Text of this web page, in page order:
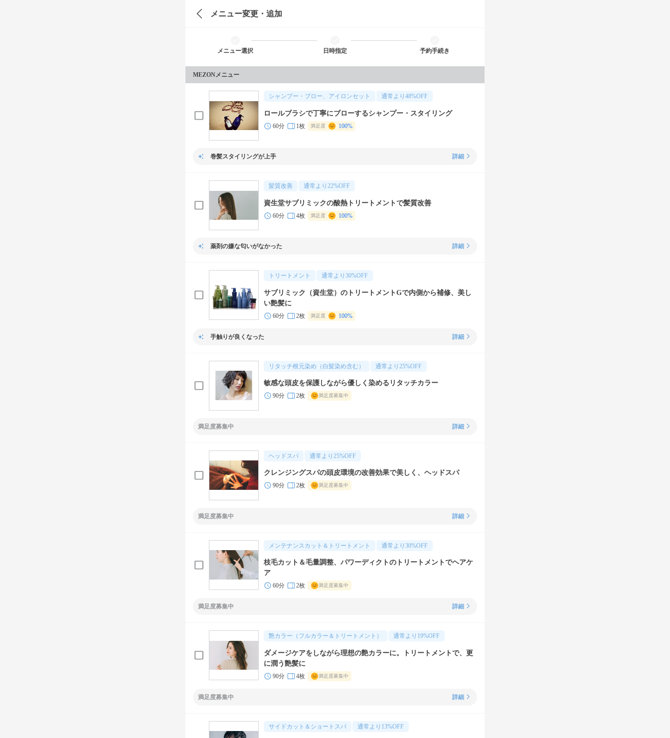
メニュー変更・追加
メニュー選択 日時指定 予約手続き
MEZONメニュー
シャンプー・ブロー、アイロンセット 通常より 48%OFF
ロールブラシで丁寧にブローするシャンプー・スタイリング
60分 1枚 満足度 100%
巻髪スタイリングが上手 詳細
髪質改善 通常より 22%OFF
資生堂サブリミックの酸熱トリートメントで髪質改善
60分 4枚 満足度 100%
薬剤の嫌な匂いがなかった 詳細
トリートメント 通常より 30%OFF
サブリミック（資生堂）のトリートメントGで内側から補修、美し
い艶髪に
60分 2枚 満足度 100%
手触りが良くなった 詳細
リタッチ根元染め（白髪染め含む） 通常より 25%OFF
敏感な頭皮を保護しながら優しく染めるリタッチカラー
90分 2枚 満足度募集中
満足度募集中 詳細
ヘッドスパ 通常より 25%OFF
クレンジングスパの頭皮環境の改善効果で美しく、ヘッドスパ
90分 2枚 満足度募集中
満足度募集中 詳細
メンテナンスカット＆トリートメント 通常より 30%OFF
枝毛カット＆毛量調整、パワーディクトのトリートメントでヘアケ
ア
60分 2枚 満足度募集中
満足度募集中 詳細
艶カラー（フルカラー＆トリートメント） 通常より 19%OFF
ダメージケアをしながら理想の艶カラーに。トリートメントで、更
に潤う艶髪に
90分 4枚 満足度募集中
満足度募集中 詳細
サイドカット＆ショートスパ 通常より 13%OFF